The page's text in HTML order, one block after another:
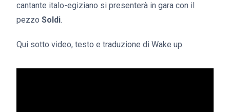
cantante italo-egiziano si presenterà in gara con il
pezzo Soldi.
Qui sotto video, testo e traduzione di Wake up.